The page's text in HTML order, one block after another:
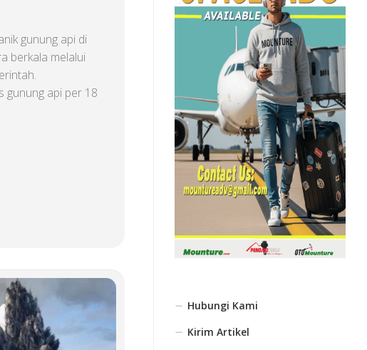
gunung api di
berkala melalui
gunung api per 18
Hubungi Kami
Kirim Artikel